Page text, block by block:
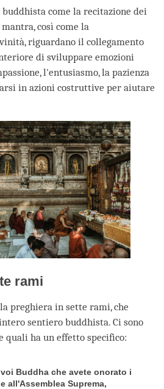
come la recitazione dei
così come la
riguardano il collegamento
di sviluppare emozioni
l'entusiasmo, la pazienza
in azioni costruttive per aiutare
rami
preghiera in sette rami, che
sentiero buddhista. Ci sono
quali ha un effetto specifico:
Buddha che avete onorato i
all'Assemblea Suprema,